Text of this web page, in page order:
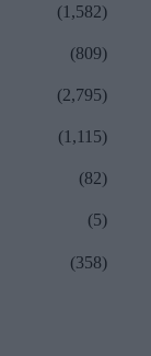
(1,582)
(809)
(2,795)
(1,115)
(82)
(5)
(358)